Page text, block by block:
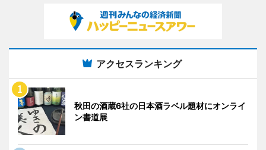
アクセスランキング
秋田の酒蔵6社の日本酒ラベル題材にオンライ
ン書道展